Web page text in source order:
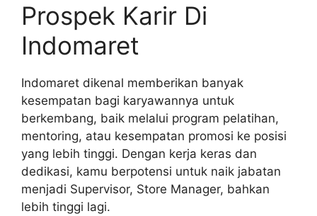
Prospek Karir Di
Indomaret
Indomaret dikenal memberikan banyak
kesempatan bagi karyawannya untuk
berkembang, baik melalui program pelatihan,
mentoring, atau kesempatan promosi ke posisi
yang lebih tinggi. Dengan kerja keras dan
dedikasi, kamu berpotensi untuk naik jabatan
menjadi Supervisor, Store Manager, bahkan
lebih tinggi lagi.